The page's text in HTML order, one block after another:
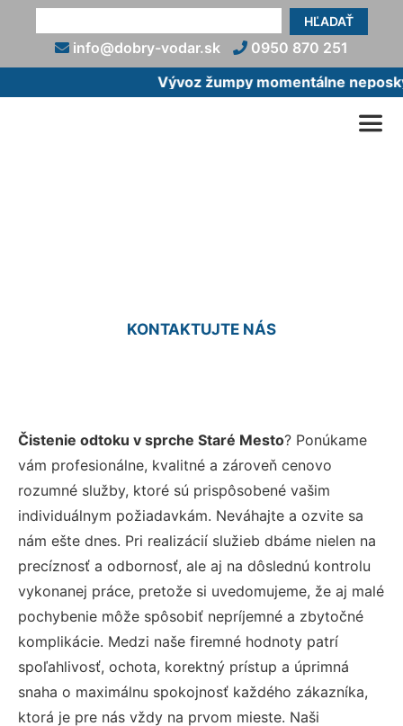
HĽADAŤ
info@dobry-vodar.sk
0950 870 251
Vývoz žumpy momentálne
KONTAKTUJTE NÁS
Čistenie odtoku v sprche Staré Mesto? Ponúkame
vám profesionálne, kvalitné a zároveň cenovo
rozumné služby, ktoré sú prispôsobené vašim
individuálnym požiadavkám. Neváhajte a ozvite sa
nám ešte dnes. Pri realizácií služieb dbáme nielen na
precíznosť a odbornosť, ale aj na dôslednú kontrolu
vykonanej práce, pretože si uvedomujeme, že aj malé
pochybenie môže spôsobiť nepríjemné a zbytočné
komplikácie. Medzi naše firemné hodnoty patrí
spoľahlivosť, ochota, korektný prístup a úprimná
snaha o maximálnu spokojnosť každého zákazníka,
ktorá je pre nás vždy na prvom mieste. Naši